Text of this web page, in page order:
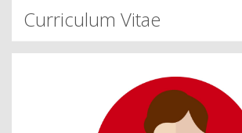
Curriculum Vitae